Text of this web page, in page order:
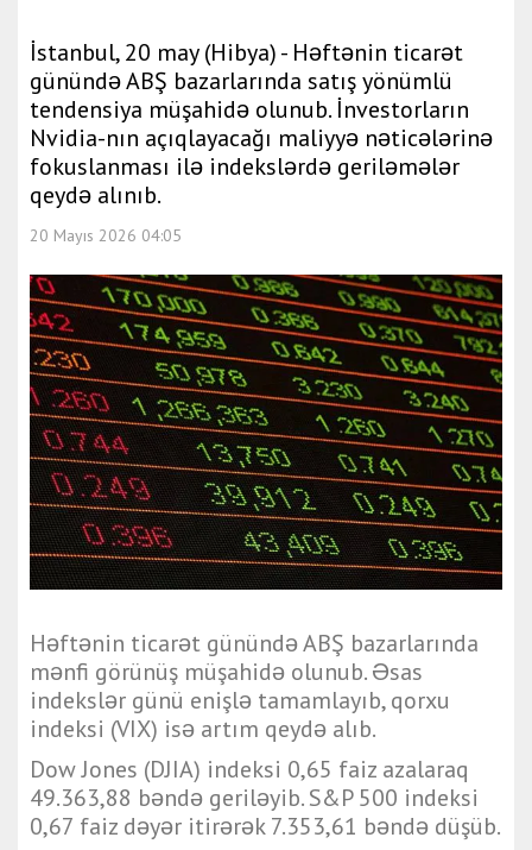
İstanbul, 20 may (Hibya) - Həftənin ticarət
günündə ABŞ bazarlarında satış yönümlü
tendensiya müşahidə olunub. İnvestorların
Nvidia-nın açıqlayacağı maliyyə nəticələrinə
fokuslanması ilə indekslərdə geriləmələr
qeydə alınıb.
20 Mayıs 2026 04:05
Həftənin ticarət günündə ABŞ bazarlarında
mənfi görünüş müşahidə olunub. Əsas
indekslər günü enişlə tamamlayıb, qorxu
indeksi (VIX) isə artım qeydə alıb.
Dow Jones (DJIA) indeksi 0,65 faiz azalaraq
49.363,88 bəndə geriləyib. S&P 500 indeksi
0,67 faiz dəyər itirərək 7.353,61 bəndə düşüb.